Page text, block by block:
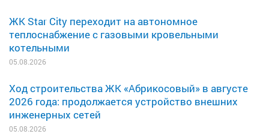
ЖК Star City переходит на автономное
теплоснабжение с газовыми кровельными
котельными
05.08.2026
Ход строительства ЖК «Абрикосовый» в августе
2026 года: продолжается устройство внешних
инженерных сетей
05.08.2026